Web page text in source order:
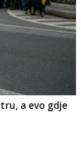
a evo gdje